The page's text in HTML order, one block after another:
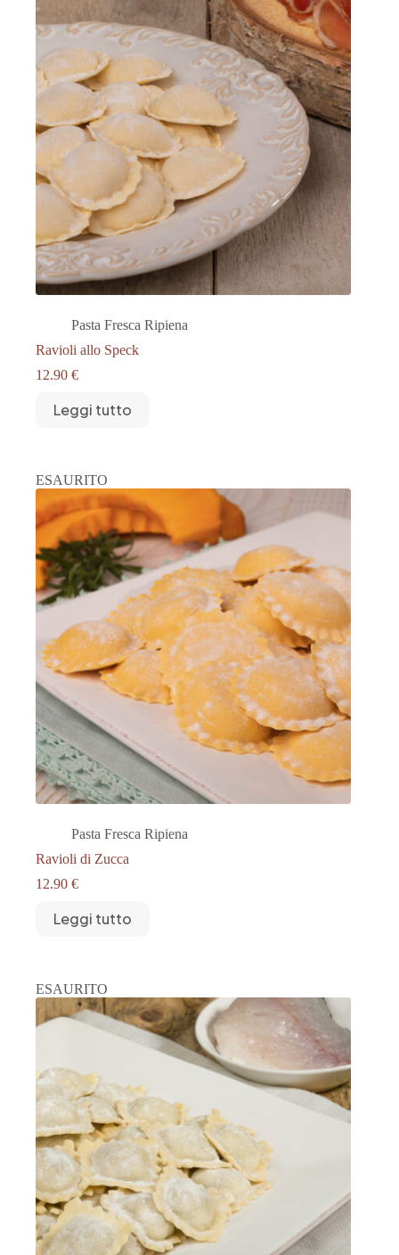
Pasta Fresca Ripiena
Ravioli allo Speck
12.90 €
Leggi tutto
ESAURITO
Pasta Fresca Ripiena
Ravioli di Zucca
12.90 €
Leggi tutto
ESAURITO